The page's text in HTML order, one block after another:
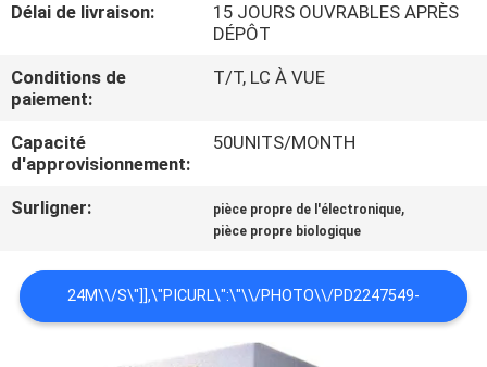
DE
LA
QUALITÉ
NOUS
CONTACTER
NOUVELLES
Délai de livraison:
15 JOURS OUVRABLES APRÈS
DÉPÔT
Conditions de
paiement:
T/T, LC À VUE
Capacité
d'approvisionnement:
50UNITS/MONTH
Surligner: pièce propre de l'électronique,
pièce propre biologique
24M\\/S\"]],\"PICURL\":\"\\/PHOTO\\/PD2247549-